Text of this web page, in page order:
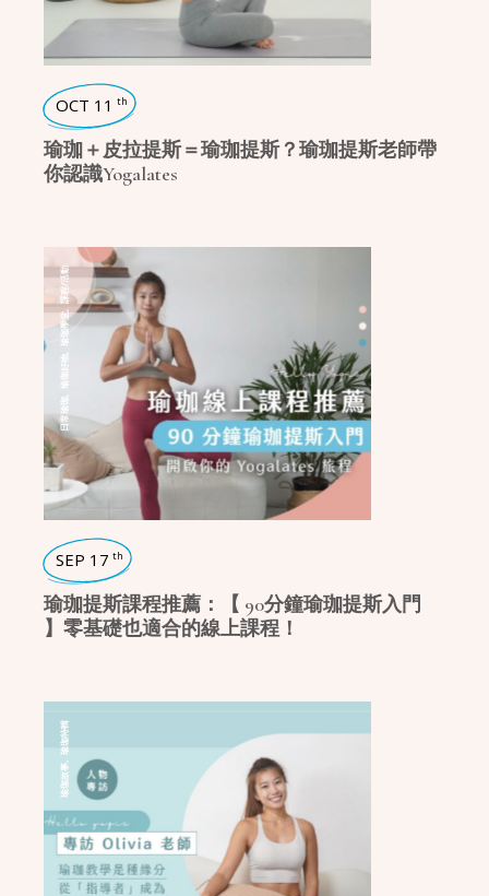
OCT 11 th
瑜珈＋皮拉提斯＝瑜珈提斯？瑜珈提斯老師帶
你認識Yogalates
日常瑜珈
瑜珈好物
瑜珈學堂
課程/活動
SEP 17 th
瑜珈提斯課程推薦：【 90分鐘瑜珈提斯入門
】零基礎也適合的線上課程！
瑜珈故事
瑜珈特輯